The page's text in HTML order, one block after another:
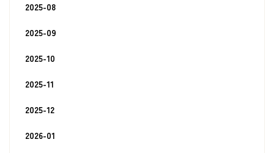
2025-08
2025-09
2025-10
2025-11
2025-12
2026-01